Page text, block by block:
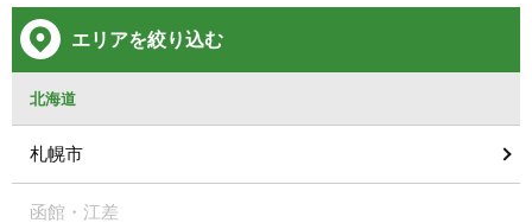
エリアを絞り込む
北海道
札幌市
函館・江差